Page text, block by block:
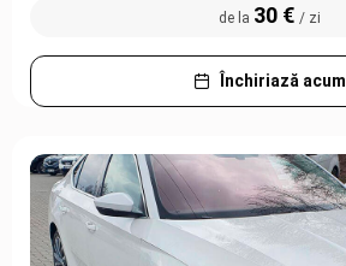
de la 30 € / zi
Închiriază acum